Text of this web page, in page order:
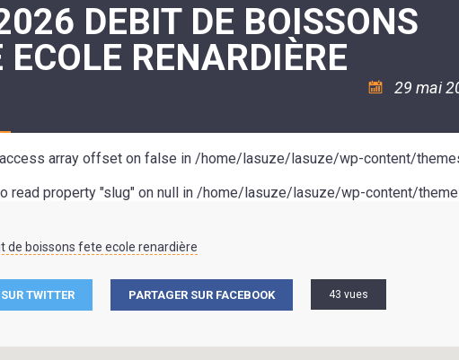
POLICE
MUNICIPALE
RISQUES
À
LA
array offset on false in /home/lasuze/lasuze/wp-content/
read property "slug" on null in /home/lasuze/lasuze/wp-content/
DEBIT DE BOISSONS
ECOLE RENARDIÈRE
29 mai
de boissons fete ecole renardière
TWITTER PARTAGER SUR FACEBOOK 43 vues